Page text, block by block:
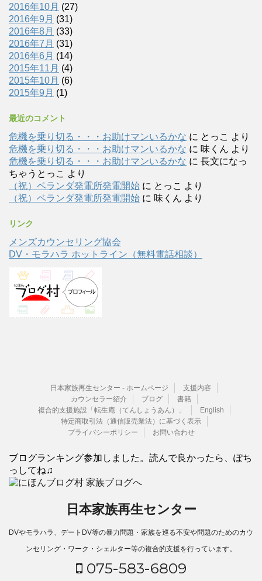
2016年10月 (27)
2016年9月 (31)
2016年8月 (33)
2016年7月 (31)
2016年6月 (14)
2015年11月 (4)
2015年10月 (6)
2015年9月 (1)
最近のコメント
危機を乗り切る・・・お助けマンいるかな に とっこ より
危機を乗り切る・・・お助けマンいるかな に 味くん より
危機を乗り切る・・・お助けマンいるかな に 長文になっ
ちゃうとっこ より
（祝）ベランダ発電所発電開始 に とっこ より
（祝）ベランダ発電所発電開始 に 味くん より
リンク
メンズカウンセリング協会
DV・モラハラ ホットライン（無料電話相談）
日本家族再生センター - ホームページ
支援内容
カウンセラー紹介
ブログ
書籍
複合的支援施設「転生庵（てんしょうあん）」
English
特定商取引法（通信販売業法）に基づく表示
プライバシーポリシー
お問い合わせ
ブログランキング参加しました。読んで良かったら、ぽち
っしてね♫
日本家族再生センター
DVやモラハラ、デートDV等の暴力問題・家族を巡る不安や問題のためのカウ
ンセリング・ワーク・シェルター等の複合的支援を行っています。
075-583-6809